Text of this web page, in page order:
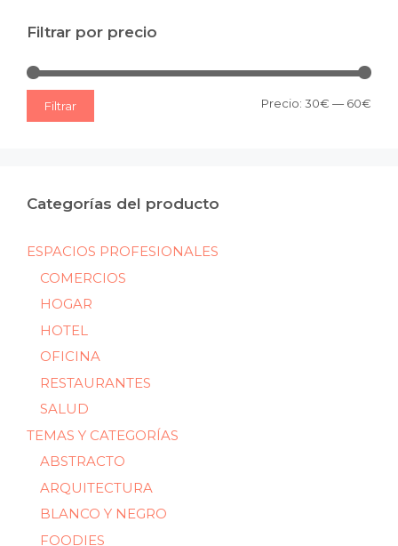
Filtrar por precio
Filtrar Precio: 30€ — 60€
Categorías del producto
ESPACIOS PROFESIONALES
COMERCIOS
HOGAR
HOTEL
OFICINA
RESTAURANTES
SALUD
TEMAS Y CATEGORÍAS
ABSTRACTO
ARQUITECTURA
BLANCO Y NEGRO
FOODIES